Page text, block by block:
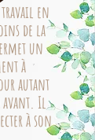
travail en
de la
un
à
autant
avant. Il
à son